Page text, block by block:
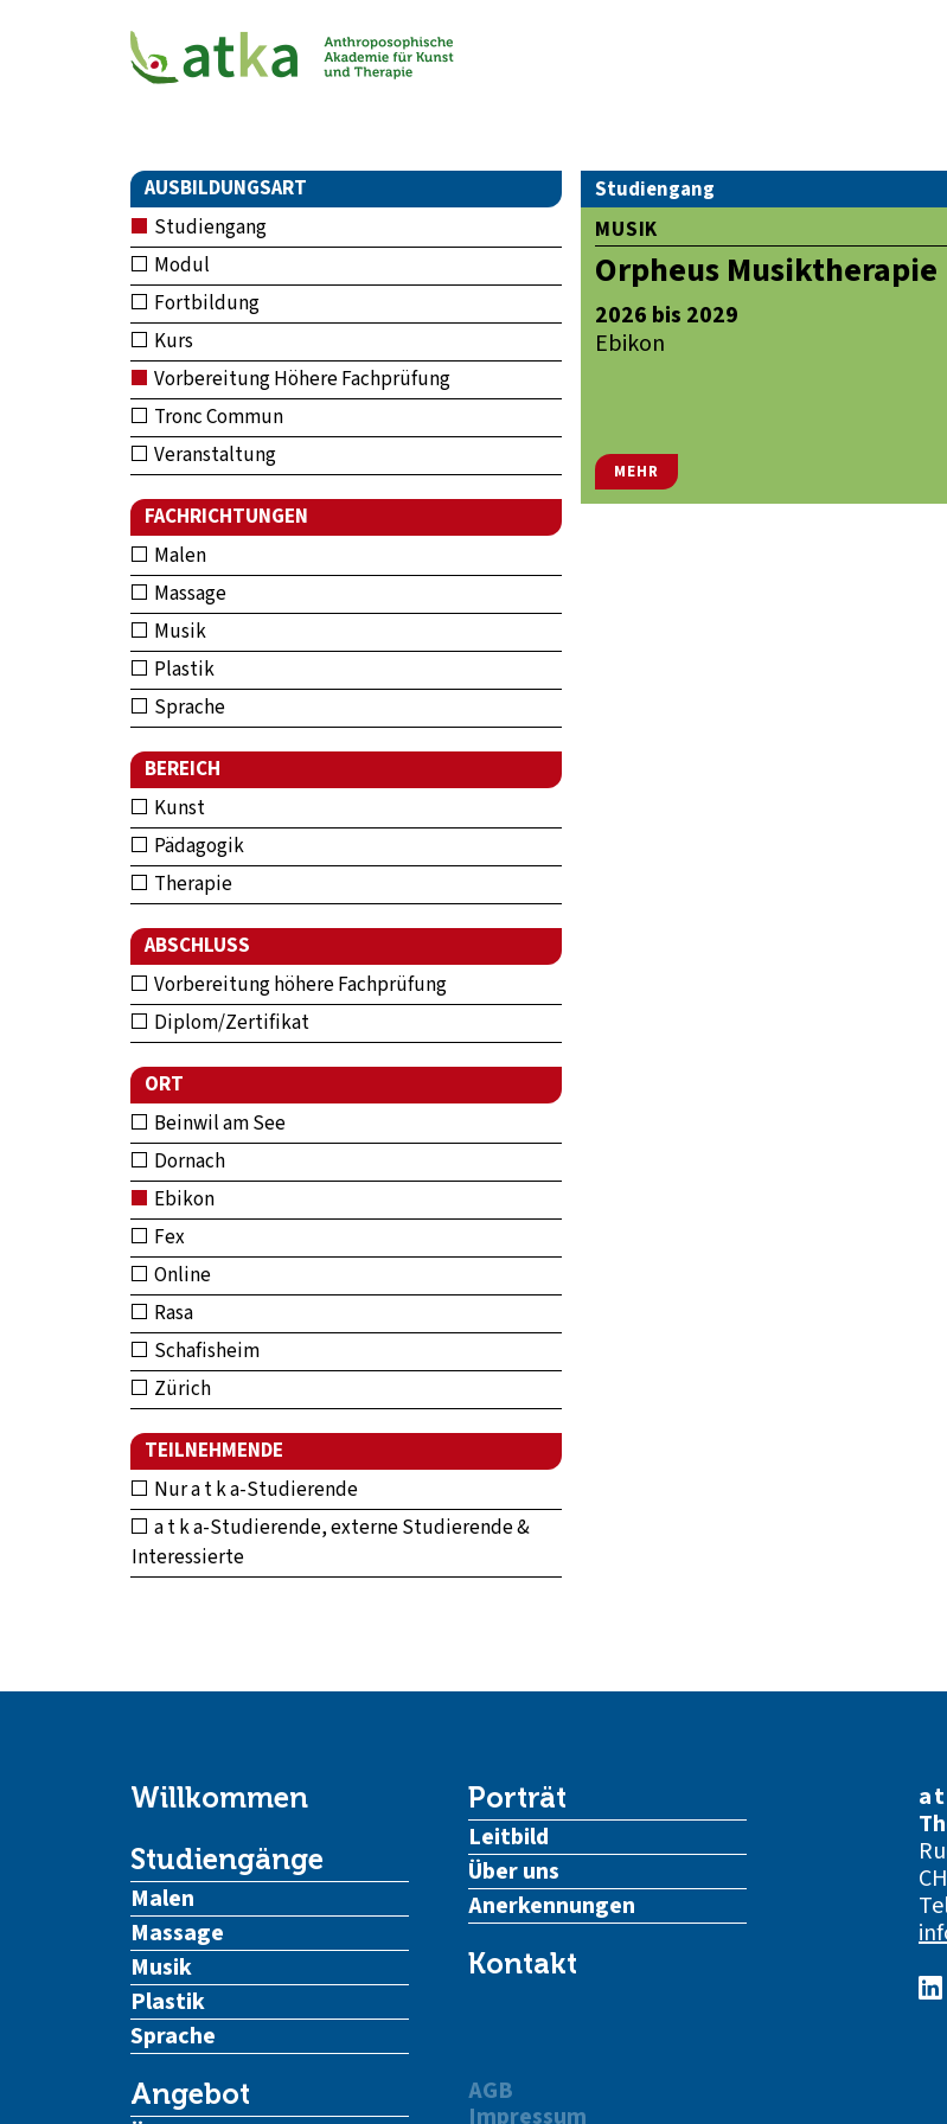
AUSBILDUNGSART
Studiengang
Modul
Fortbildung
Kurs
Vorbereitung Höhere Fachprüfung
Tronc Commun
Veranstaltung
FACHRICHTUNGEN
Malen
Massage
Musik
Plastik
Sprache
BEREICH
Kunst
Pädagogik
Therapie
ABSCHLUSS
Vorbereitung höhere Fachprüfung
Diplom/Zertifikat
ORT
Beinwil am See
Dornach
Ebikon
Fex
Online
Rasa
Schafisheim
Zürich
TEILNEHMENDE
Nur a t k a-Studierende
a t k a-Studierende, externe Studierende &
Interessierte
Studiengang
MUSIK
Orpheus Musiktherapie
2026 bis 2029
Ebikon
MEHR
Willkommen
Studiengänge
Malen
Massage
Musik
Plastik
Sprache
Angebot
Porträt
Leitbild
Über uns
Anerkennungen
Kontakt
AGB
Impressum